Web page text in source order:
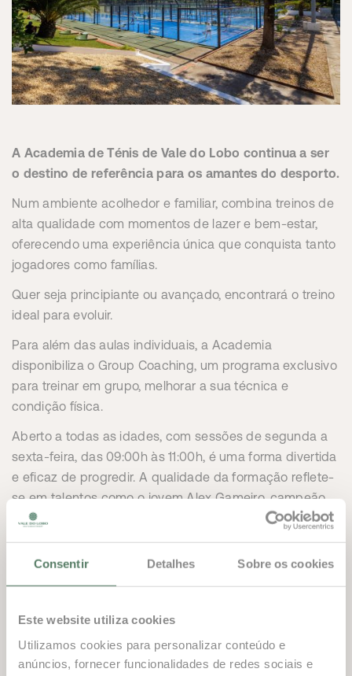
Consentir Detalhes Sobre os cookies
Este website utiliza cookies
Utilizamos cookies para personalizar conteúdo e
anúncios, fornecer funcionalidades de redes sociais e
A Academia de Ténis de Vale do Lobo continua a ser
o destino de referência para os amantes do desporto.
Num ambiente acolhedor e familiar, combina treinos de
alta qualidade com momentos de lazer e bem-estar,
oferecendo uma experiência única que conquista tanto
jogadores como famílias.
Quer seja principiante ou avançado, encontrará o treino
ideal para evoluir.
Para além das aulas individuais, a Academia
disponibiliza o Group Coaching, um programa exclusivo
para treinar em grupo, melhorar a sua técnica e
condição física.
Aberto a todas as idades, com sessões de segunda a
sexta-feira, das 09:00h às 11:00h, é uma forma divertida
e eficaz de progredir. A qualidade da formação reflete-
se em talentos como o jovem Alex Gameiro, campeão
nacional sub-12 em singulares e pares, um orgulho para
Após o treino ou para fugir ao calor, a piscina renovada
é o refúgio perfeito para relaxar em família.
E, para tornar o verão ainda mais especial, a Academia
acolhe um concerto intimista no dia 2 de agosto,
criando uma atmosfera única onde desporto, cultura e